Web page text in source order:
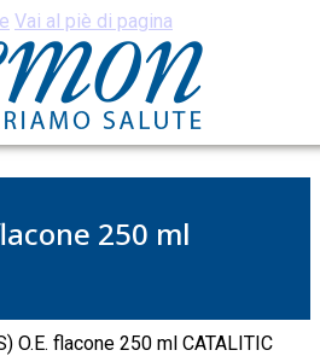
Vai al piè di pagina
250 ml
O.E. flacone 250 ml CATALITIC